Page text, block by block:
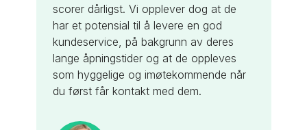
scorer dårligst. Vi opplever dog at de
har et potensial til å levere en god
kundeservice, på bakgrunn av deres
lange åpningstider og at de oppleves
som hyggelige og imøtekommende når
du først får kontakt med dem.